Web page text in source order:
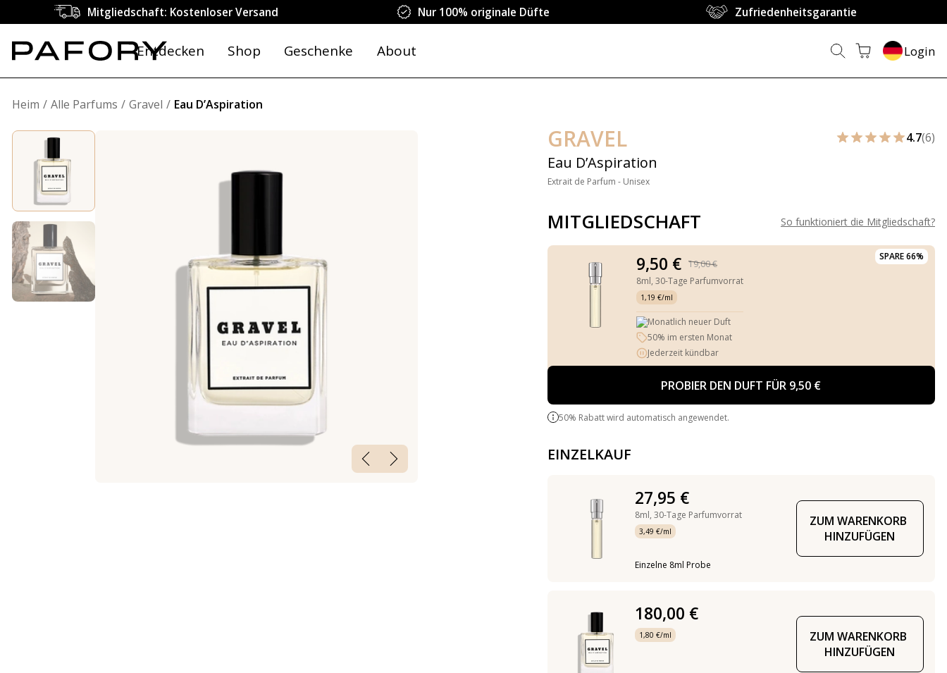
Mitgliedschaft: Kostenloser Versand Nur 100% originale Düfte Zufriedenheitsgarantie
Entdecken Shop Geschenke About Login
Heim Alle Parfums Gravel Eau D’Aspiration
GRAVEL
Eau D’Aspiration
Extrait de Parfum - Unisex
4.7(6)
MITGLIEDSCHAFT So funktioniert die Mitgliedschaft?
SPARE 66%
9,50 €
19,00 €
8ml, 30-Tage Parfumvorrat
1,19 €/ml
Monatlich neuer Duft
50% im ersten Monat
Jederzeit kündbar
PROBIER DEN DUFT FÜR 9,50 €
50% Rabatt wird automatisch angewendet.
EINZELKAUF
27,95 €
8ml, 30-Tage Parfumvorrat
3,49 €/ml
Einzelne 8ml Probe
ZUM WARENKORB
HINZUFÜGEN
180,00 €
1,80 €/ml
ZUM WARENKORB
HINZUFÜGEN